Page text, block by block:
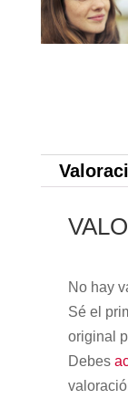
No hay
Sé el
original
Debes